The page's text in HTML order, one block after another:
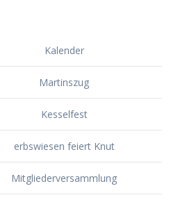
Kalender
Martinszug
Kesselfest
erbswiesen feiert Knut
Mitgliederversammlung